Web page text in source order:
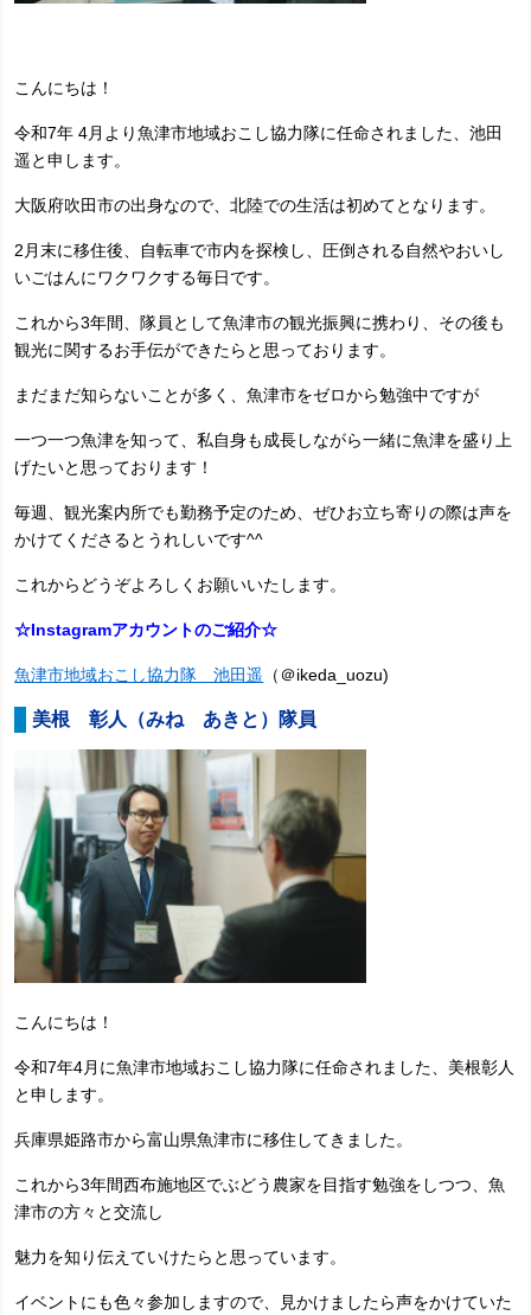
こんにちは！
令和7年 4月より魚津市地域おこし協力隊に任命されました、池田
遥と申します。
大阪府吹田市の出身なので、北陸での生活は初めてとなります。
2月末に移住後、自転車で市内を探検し、圧倒される自然やおいし
いごはんにワクワクする毎日です。
これから3年間、隊員として魚津市の観光振興に携わり、その後も
観光に関するお手伝ができたらと思っております。
まだまだ知らないことが多く、魚津市をゼロから勉強中ですが
一つ一つ魚津を知って、私自身も成長しながら一緒に魚津を盛り上
げたいと思っております！
毎週、観光案内所でも勤務予定のため、ぜひお立ち寄りの際は声を
かけてくださるとうれしいです^^
これからどうぞよろしくお願いいたします。
☆Instagramアカウントのご紹介☆
魚津市地域おこし協力隊 池田遥 （＠ikeda_uozu)
美根 彰人 （みね あきと）隊員
こんにちは！
令和7年4月に魚津市地域おこし協力隊に任命されました、美根彰人
と申します。
兵庫県姫路市から富山県魚津市に移住してきました。
これから3年間西布施地区でぶどう農家を目指す勉強をしつつ、魚
津市の方々と交流し
魅力を知り伝えていけたらと思っています。
イベントにも色々参加しますので、見かけましたら声をかけていた